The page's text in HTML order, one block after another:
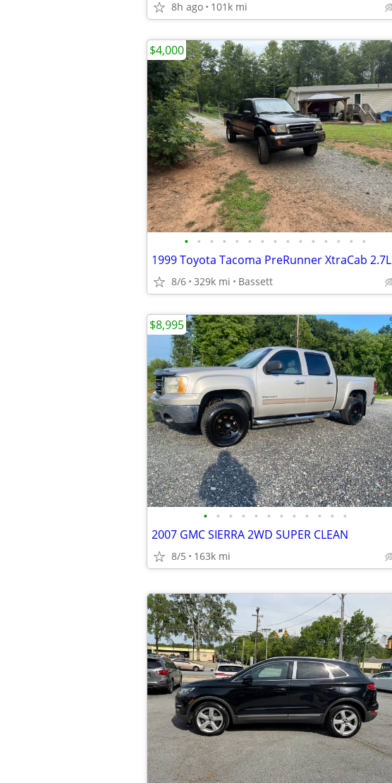
8h ago 101k mi
• • • • • • • • • • • • • • •
1999 Toyota Tacoma PreRunner XtraCab 2.7L
8/6 329k mi Bassett
$4,000
• • • • • • • • • • • •
2007 GMC SIERRA 2WD SUPER CLEAN
8/5 163k mi
$8,995